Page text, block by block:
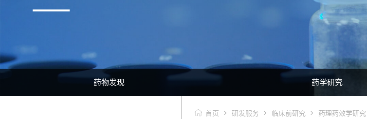
药物发现 药学研究
首页 研发服务 临床前研究 药理药效学研究